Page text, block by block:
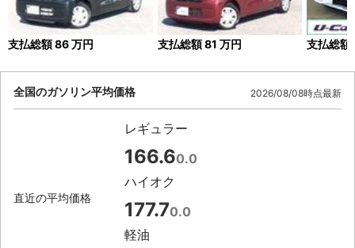
支払総額86万円 支払総額81 万円 支払総額
全国のガソリン平均価格 2026/08/08時点最新
直近の平均価格
レギュラー
166.60.0
ハイオク
177.70.0
軽油